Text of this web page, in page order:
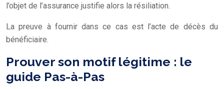
l’objet de l’assurance justifie alors la résiliation.
La preuve à fournir dans ce cas est l’acte de décès du
bénéficiaire.
Prouver son motif légitime : le
guide Pas-à-Pas